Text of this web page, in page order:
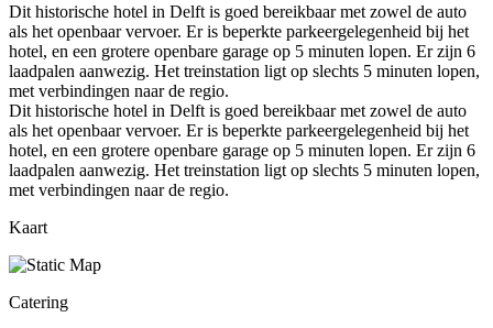
Dit historische hotel in Delft is goed bereikbaar met zowel de auto
als het openbaar vervoer. Er is beperkte parkeergelegenheid bij het
hotel, en een grotere openbare garage op 5 minuten lopen. Er zijn 6
laadpalen aanwezig. Het treinstation ligt op slechts 5 minuten lopen,
met verbindingen naar de regio.
Dit historische hotel in Delft is goed bereikbaar met zowel de auto
als het openbaar vervoer. Er is beperkte parkeergelegenheid bij het
hotel, en een grotere openbare garage op 5 minuten lopen. Er zijn 6
laadpalen aanwezig. Het treinstation ligt op slechts 5 minuten lopen,
met verbindingen naar de regio.
Kaart
Catering